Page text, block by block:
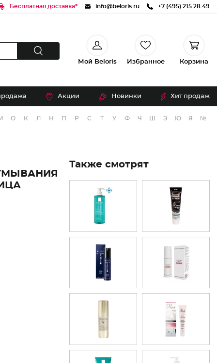
Бесплатная доставка* info@beloris.ru +7 (495) 215 28 49
Мой Beloris Избранное Корзина
Акции Новинки Хит продаж
О К Л Н П Р С Т У Ф Ч Э Ю Я №
Также смотрят